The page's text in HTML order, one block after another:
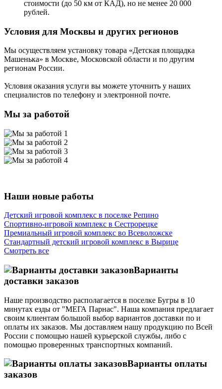
стоимости (до 50 км от КАД), но не менее 20 000
рублей.
Условия для Москвы и других регионов
Мы осуществляем установку товара «Детская площадка
Машенька» в Москве, Московской области и по другим
регионам России.
Условия оказания услуги вы можете уточнить у наших
специалистов по телефону и электронной почте.
Мы за работой
Наши новые работы
Детский игровой комплекс в поселке Репино
Спортивно-игровой комплекс в Сестрорецке
Премиальный игровой комплекс во Всеволожске
Стандартный детский игровой комплекс в Вырице
Смотреть все
Варианты
доставки заказов
Наше производство располагается в поселке Бугры в 10
минутах езды от "МЕГА Парнас". Наша компания предлагает
своим клиентам большой выбор вариантов доставки по и
оплаты их заказов. Мы доставляем нашу продукцию по Всей
России с помощью нашей курьерской службы, либо с
помощью проверенных транспортных компаний.
Варианты оплаты
заказов